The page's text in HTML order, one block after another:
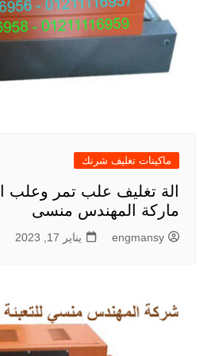
ماكينات تغليف شرنك
ماركة المهندس منسى
engmansy يناير 17, 2023